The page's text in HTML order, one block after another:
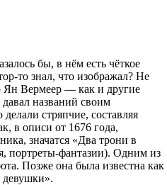
бы, в нём есть чёткое
то знал, что изображал? Не
Ян Вермеер — как и другие
названий своим
стряпчие, составляя
в описи от 1676 года,
значатся «Два трони в
портреты-фантазии). Одним из
Позже она была известна как